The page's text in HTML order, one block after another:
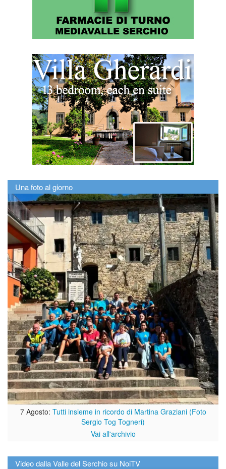
Una foto al giorno
7 Agosto: Tutti insieme in ricordo di Martina Graziani (Foto
Sergio Tog Togneri)
Vai all'archivio
Video dalla Valle del Serchio su NoiTV